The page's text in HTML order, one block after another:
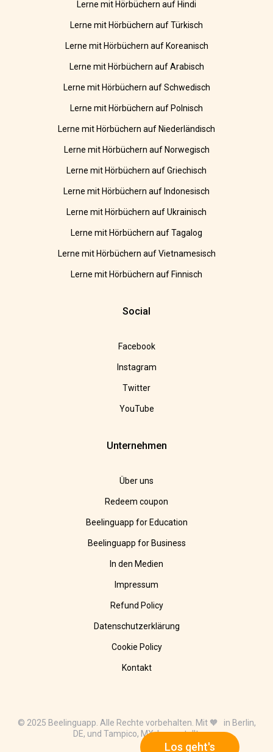
Los geht's
Lerne mit Hörbüchern auf Hindi
Lerne mit Hörbüchern auf Türkisch
Lerne mit Hörbüchern auf Koreanisch
Lerne mit Hörbüchern auf Arabisch
Lerne mit Hörbüchern auf Schwedisch
Lerne mit Hörbüchern auf Polnisch
Lerne mit Hörbüchern auf Niederländisch
Lerne mit Hörbüchern auf Norwegisch
Lerne mit Hörbüchern auf Griechisch
Lerne mit Hörbüchern auf Indonesisch
Lerne mit Hörbüchern auf Ukrainisch
Lerne mit Hörbüchern auf Tagalog
Lerne mit Hörbüchern auf Vietnamesisch
Lerne mit Hörbüchern auf Finnisch
Social
Facebook
Instagram
Twitter
YouTube
Unternehmen
Über uns
Redeem coupon
Beelinguapp for Education
Beelinguapp for Business
In den Medien
Impressum
Refund Policy
Datenschutzerklärung
Cookie Policy
Kontakt
© 2025 Beelinguapp. Alle Rechte vorbehalten. Mit 🧡 in Berlin,
DE, und Tampico, MX, hergestellt.